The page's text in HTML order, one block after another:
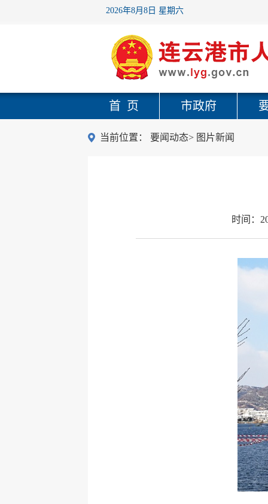
2026年8月8日 星期六
首 页 市政府
当前位置： 要闻动态> 图片新闻
时间：